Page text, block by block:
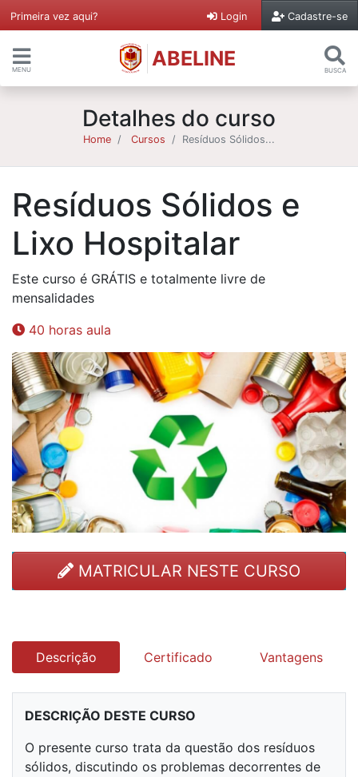
Primeira vez aqui? Login Cadastre-se
MENU ABELINE BUSCA
Detalhes do curso
Home Cursos Resíduos Sólidos...
Resíduos Sólidos e
Lixo Hospitalar
Este curso é GRÁTIS e totalmente livre de
mensalidades
40 horas aula
MATRICULAR NESTE CURSO
Descrição Certificado Vantagens
DESCRIÇÃO DESTE CURSO
O presente curso trata da questão dos resíduos
sólidos, discutindo os problemas decorrentes de